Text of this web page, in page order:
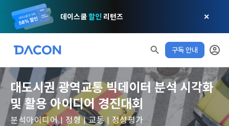
데이스쿨할인 리턴즈 ✕
구독 안내
알림0 모두 읽음 모두 삭제 닫기
✕ MY XP XP 안내
LEVEL 1 다음 레벨까지 150 XP
0/150 XP
이용약관
제 1 조 (목적)
개인정보 처리방침
데이콘 개인정보 처리방침
마케팅 정보 수신 동의
1. 광고성 정보의 이용목적
대도시권 광역교통 빅데이터 분석 시각화
및 활용 아이디어 경진대회
분석아이디어 | 정형 | 교통 | 정성평가